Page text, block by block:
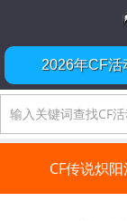
2026年CF活
CF传说炽